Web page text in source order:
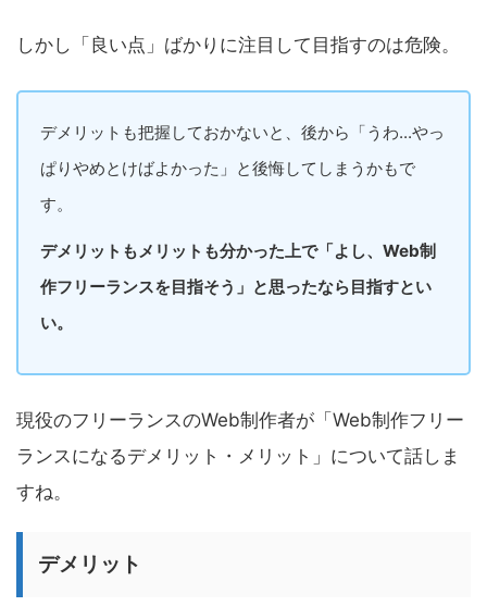
しかし「良い点」ばかりに注目して目指すのは危険。
デメリットも把握しておかないと、後から「うわ...やっ
ぱりやめとけばよかった」と後悔してしまうかもで
す。
デメリットもメリットも分かった上で「よし、Web制
作フリーランスを目指そう」と思ったなら目指すとい
い。
現役のフリーランスのWeb制作者が「Web制作フリー
ランスになるデメリット・メリット」について話しま
すね。
デメリット